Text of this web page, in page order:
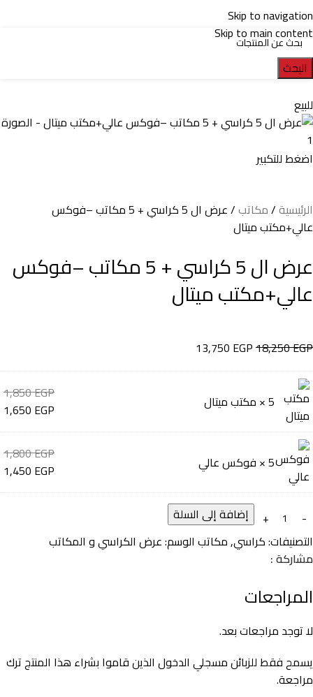
Skip to navigation
Skip to main content
البحث
للبيع
اضغط للتكبير
الرئيسية مكاتب
عرض ال 5 كراسي + 5 مكاتب –فوكس
عالي+مكتب ميتال
عرض ال 5 كراسي + 5 مكاتب –فوكس
عالي+مكتب ميتال
18,250EGP
13,750 EGP
5 × مكتب ميتال 1,850EGP
1,650 EGP
5 × فوكس عالي 1,800EGP
1,450 EGP
إضافة إلى السلة
التصنيفات:كراسي,مكاتب الوسم:عرض الكراسي و المكاتب
مشاركة :
المراجعات
لا توجد مراجعات بعد.
يسمح فقط للزبائن مسجلي الدخول الذين قاموا بشراء هذا المنتج ترك
مراجعة.